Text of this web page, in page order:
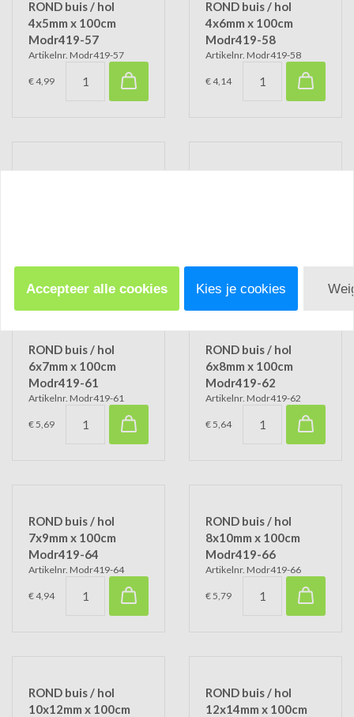
ROND buis / hol
4x5mm x 100cm
Modr419-57
Artikelnr. Modr419-57
€ 4,99
ROND buis / hol
4x6mm x 100cm
Modr419-58
Artikelnr. Modr419-58
€ 4,14
ROND buis / hol
6x7mm x 100cm
Modr419-61
Artikelnr. Modr419-61
€ 5,69
ROND buis / hol
6x8mm x 100cm
Modr419-62
Artikelnr. Modr419-62
€ 5,64
ROND buis / hol
7x9mm x 100cm
Modr419-64
Artikelnr. Modr419-64
€ 4,94
ROND buis / hol
8x10mm x 100cm
Modr419-66
Artikelnr. Modr419-66
€ 5,79
ROND buis / hol
10x12mm x 100cm
ROND buis / hol
12x14mm x 100cm
Accepteer alle cookies Kies je cookies